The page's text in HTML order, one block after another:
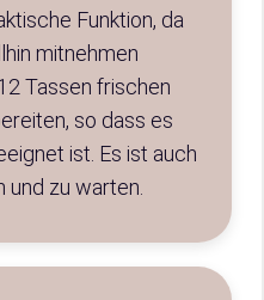
Funktion, da
mitnehmen
Tassen frischen
so dass es
ist. Es ist auch
und zu warten.